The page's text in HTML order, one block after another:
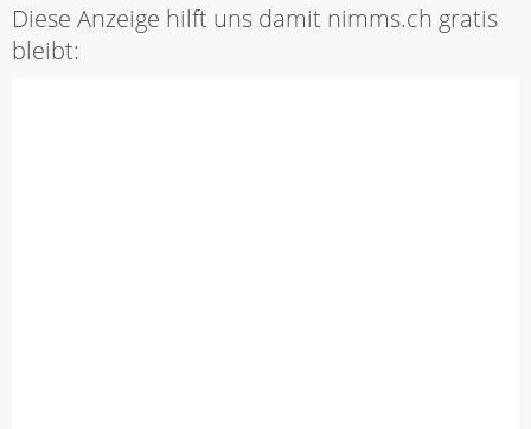
Diese Anzeige hilft uns damit nimms.ch gratis
bleibt: